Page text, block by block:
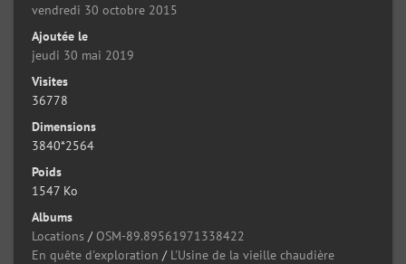
vendredi 30 octobre 2015
Ajoutée le
jeudi 30 mai 2019
Visites
36778
Dimensions
3840*2564
Poids
1547 Ko
Albums
Locations / OSM-89.89561971338422
En quête d'exploration / L'Usine de la vieille chaudière